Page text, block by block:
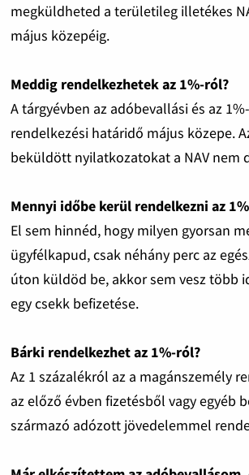
megküldheted a területileg illetékes
május közepéig.
Meddig rendelkezhetek az 1%-ról?
A tárgyévben az adóbevallási és az
rendelkezési határidő május közepe.
beküldött nyilatkozatokat a NAV nem
Mennyi időbe kerül rendelkezni az
El sem hinnéd, hogy milyen gyorsan
ügyfélkapud, csak néhány perc az
úton küldöd be, akkor sem vesz több
egy csekk befizetése.
Bárki rendelkezhet az 1%-ról?
Az 1 százalékról az a magánszemély
az előző évben fizetésből vagy egyéb
származó adózott jövedelemmel